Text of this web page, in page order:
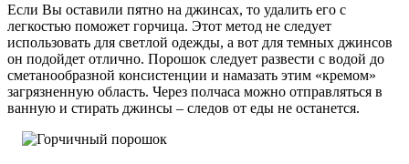
Если Вы оставили пятно на джинсах, то удалить его с
легкостью поможет горчица. Этот метод не следует
использовать для светлой одежды, а вот для темных джинсов
он подойдет отлично. Порошок следует развести с водой до
сметанообразной консистенции и намазать этим «кремом»
загрязненную область. Через полчаса можно отправляться в
ванную и стирать джинсы – следов от еды не останется.